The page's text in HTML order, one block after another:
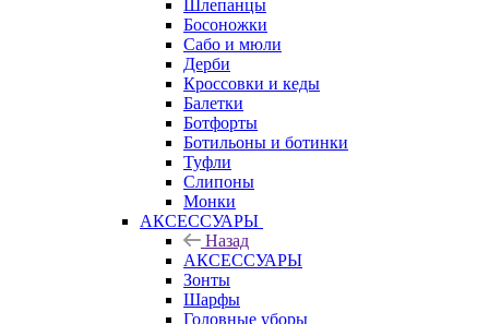
Шлепанцы
Босоножки
Сабо и мюли
Дерби
Кроссовки и кеды
Балетки
Ботфорты
Ботильоны и ботинки
Туфли
Слипоны
Монки
АКСЕССУАРЫ
Назад
АКСЕССУАРЫ
Зонты
Шарфы
Головные уборы